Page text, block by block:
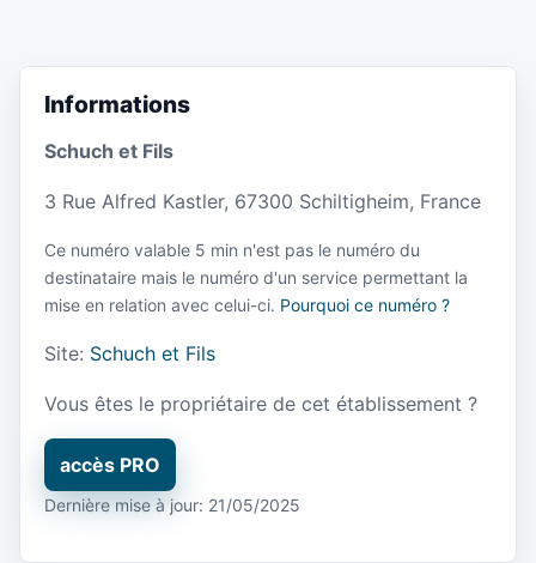
Informations
Schuch et Fils
3 Rue Alfred Kastler, 67300 Schiltigheim, France
Ce numéro valable 5 min n'est pas le numéro du
destinataire mais le numéro d'un service permettant la
mise en relation avec celui-ci. Pourquoi ce numéro ?
Site: Schuch et Fils
Vous êtes le propriétaire de cet établissement ?
accès PRO
Dernière mise à jour: 21/05/2025